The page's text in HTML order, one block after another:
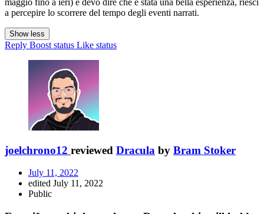
a percepire lo scorrere del tempo degli eventi narrati.
Show less
Reply Boost status Like status
joelchrono12 reviewed Dracula by Bram Stoker
July 11, 2022
edited July 11, 2022
Public